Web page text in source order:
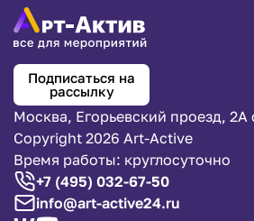
Подписаться на
рассылку
Москва, Егорьевский проезд, 2А
Copyright 2026 Art-Active
Время работы: круглосуточно
+7 (495) 032-67-50
info@art-active24.ru